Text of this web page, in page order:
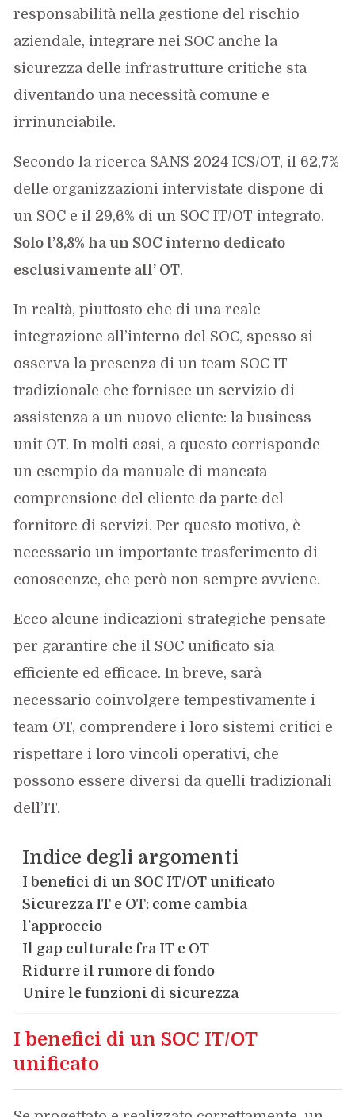
responsabilità nella gestione del rischio
aziendale, integrare nei SOC anche la
sicurezza delle infrastrutture critiche sta
diventando una necessità comune e
irrinunciabile.
Secondo la ricerca SANS 2024 ICS/OT, il 62,7%
delle organizzazioni intervistate dispone di
un SOC e il 29,6% di un SOC IT/OT integrato.
Solo l’8,8% ha un SOC interno dedicato
esclusivamente all’ OT.
In realtà, piuttosto che di una reale
integrazione all’interno del SOC, spesso si
osserva la presenza di un team SOC IT
tradizionale che fornisce un servizio di
assistenza a un nuovo cliente: la business
unit OT. In molti casi, a questo corrisponde
un esempio da manuale di mancata
comprensione del cliente da parte del
fornitore di servizi. Per questo motivo, è
necessario un importante trasferimento di
conoscenze, che però non sempre avviene.
Ecco alcune indicazioni strategiche pensate
per garantire che il SOC unificato sia
efficiente ed efficace. In breve, sarà
necessario coinvolgere tempestivamente i
team OT, comprendere i loro sistemi critici e
rispettare i loro vincoli operativi, che
possono essere diversi da quelli tradizionali
dell’IT.
Indice degli argomenti
I benefici di un SOC IT/OT unificato
Sicurezza IT e OT: come cambia
l’approccio
Il gap culturale fra IT e OT
Ridurre il rumore di fondo
Unire le funzioni di sicurezza
I benefici di un SOC IT/OT
unificato